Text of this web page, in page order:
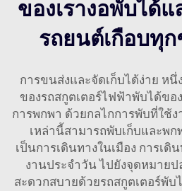
ของเรางอพับได้
รถยนต์เกือบทุ
การขนส่งและจัดเก็บได้ง่าย ห
ของรถสกูตเตอร์ไฟฟ้าพับได้ขอ
การพกพา ด้วยกลไกการพับที่ใช้ง
เหล่านี้สามารถพับเก็บและพ
เป็นการเดินทางในเมือง การเดิ
งานประจำวัน ไปยังจุดหมายป
สะดวกสบายด้วยรถสกูตเตอร์พับ